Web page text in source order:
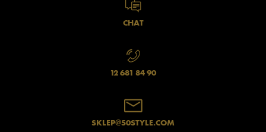
CHAT
12 681 84 90
SKLEP@50STYLE.COM